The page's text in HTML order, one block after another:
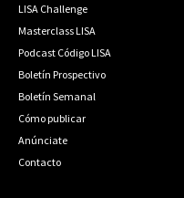
LISA Challenge
Masterclass LISA
Podcast Código LISA
Boletín Prospectivo
Boletín Semanal
Cómo publicar
Anúnciate
Contacto